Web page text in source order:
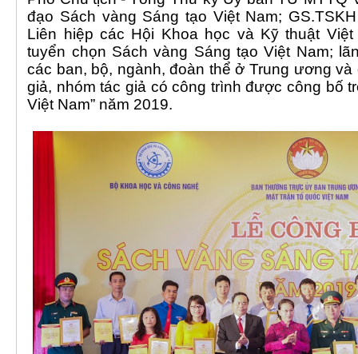
đạo Sách vàng Sáng tạo Việt Nam;
Liên hiệp các Hội Khoa học và Kỹ thuật
tuyển chọn Sách vàng Sáng tạo Việt Nam;
các ban, bộ, ngành, đoàn thể ở Trung ương
giả, nhóm tác giả có công trình được công bố
Việt Nam” năm 2019.